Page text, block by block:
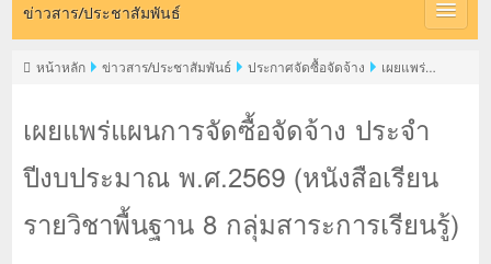
ข่าวสาร/ประชาสัมพันธ์
เผยแพร่แผนการจัดซื้อจัดจ้าง ประจำ
ปีงบประมาณ พ.ศ.2569 (หนังสือเรียน
รายวิชาพื้นฐาน 8 กลุ่มสาระการเรียนรู้)
หน้าหลัก ข่าวสาร/ประชาสัมพันธ์ ประกาศจัดซื้อจัดจ้าง
เผยแพร่